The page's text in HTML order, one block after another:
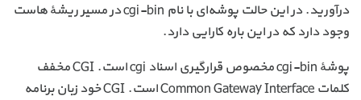
درآورید. در این حالت پوشه‌ای با نام cgi-bin در مسیر ریشهٔ هاست
وجود دارد که در این باره کارایی دارد.
پوشهٔ cgi-bin مخصوص قرارگیری اسناد cgi است. CGI مخفف
کلمات Common Gateway Interface است. CGI خود زبان برنامه